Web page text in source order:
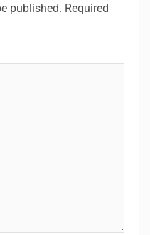
published. Required